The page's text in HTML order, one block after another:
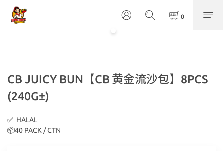
CB JUICY BUN【CB 黄金流沙包】8PCS
(240G±)
✅  HALAL
📦40 PACK / CTN